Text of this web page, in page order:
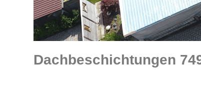
Dachbeschichtungen